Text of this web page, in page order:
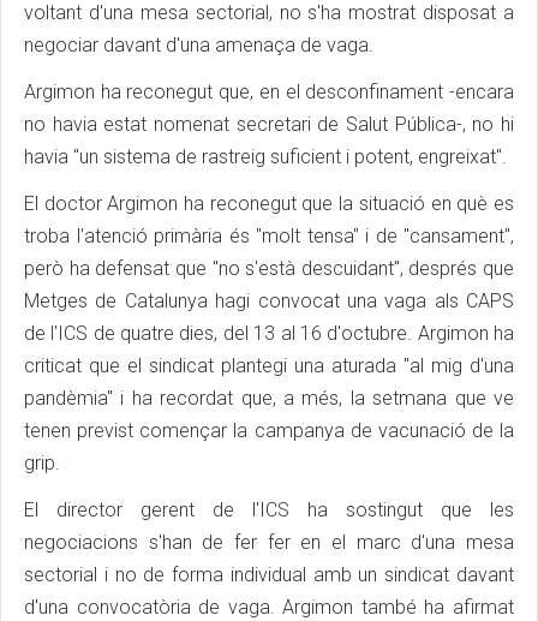
voltant d'una mesa sectorial, no s'ha mostrat disposat a
negociar davant d'una amenaça de vaga.
Argimon ha reconegut que, en el desconfinament -encara
no havia estat nomenat secretari de Salut Pública-, no hi
havia "un sistema de rastreig suficient i potent, engreixat".
El doctor Argimon ha reconegut que la situació en què es
troba l'atenció primària és "molt tensa" i de "cansament",
però ha defensat que "no s'està descuidant", després que
Metges de Catalunya hagi convocat una vaga als CAPS
de l'ICS de quatre dies, del 13 al 16 d'octubre. Argimon ha
criticat que el sindicat plantegi una aturada "al mig d'una
pandèmia" i ha recordat que, a més, la setmana que ve
tenen previst començar la campanya de vacunació de la
grip.
El director gerent de l'ICS ha sostingut que les
negociacions s'han de fer fer en el marc d'una mesa
sectorial i no de forma individual amb un sindicat davant
d'una convocatòria de vaga. Argimon també ha afirmat